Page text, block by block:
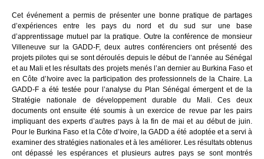
Cet événement a permis de présenter une bonne pratique de partages
d’expériences entre les pays du nord et du sud sur une base
d’apprentissage mutuel par la pratique. Outre la conférence de monsieur
Villeneuve sur la GADD-F, deux autres conférenciers ont présenté des
projets pilotes qui se sont déroulés depuis le début de l’année au Sénégal
et au Mali et les résultats des projets menés l’an dernier au Burkina Faso et
en Côte d’Ivoire avec la participation des professionnels de la Chaire. La
GADD-F a été testée pour l’analyse du Plan Sénégal émergent et de la
Stratégie nationale de développement durable du Mali. Ces deux
documents ont ensuite été soumis à un exercice de revue par les pairs
impliquant des experts d’autres pays à la fin de mai et au début de juin.
Pour le Burkina Faso et la Côte d’Ivoire, la GADD a été adoptée et a servi à
examiner des stratégies nationales et à les améliorer. Les résultats obtenus
ont dépassé les espérances et plusieurs autres pays se sont montrés